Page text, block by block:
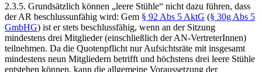
2.3.5. Grundsätzlich können „leere Stühle“ nicht dazu führen, dass
der AR beschlussunfähig wird: Gem § 92 Abs 5 AktG (§ 30g Abs 5
GmbHG) ist er stets beschlussfähig, wenn an der Sitzung
mindestens drei Mitglieder (einschließlich der AN-VertreterInnen)
teilnehmen. Da die Quotenpflicht nur Aufsichtsräte mit insgesamt
mindestens neun Mitgliedern betrifft und höchstens drei leere Stühle
entstehen können, kann die allgemeine Voraussetzung der